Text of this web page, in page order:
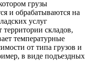
грузы
и обрабатываются на
услуг
территории складов,
температурные
от типа грузов и
в виде подъездных